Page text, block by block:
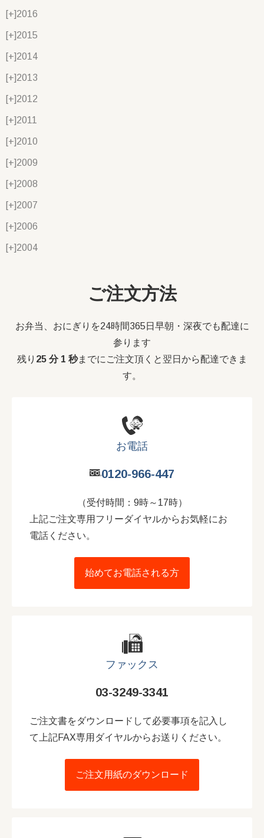
[+]2016
[+]2015
[+]2014
[+]2013
[+]2012
[+]2011
[+]2010
[+]2009
[+]2008
[+]2007
[+]2006
[+]2004
ご注文方法
お弁当、おにぎりを24時間365日早朝・深夜でも配達に
参ります
残り 25 分 1 秒までにご注文頂くと翌日から配達できま
す。
お電話
0120-966-447
（受付時間：9時～17時）
上記ご注文専用フリーダイヤルからお気軽にお
電話ください。
始めてお電話される方
ファックス
03-3249-3341
ご注文書をダウンロードして必要事項を記入し
て上記FAX専用ダイヤルからお送りください。
ご注文用紙のダウンロード